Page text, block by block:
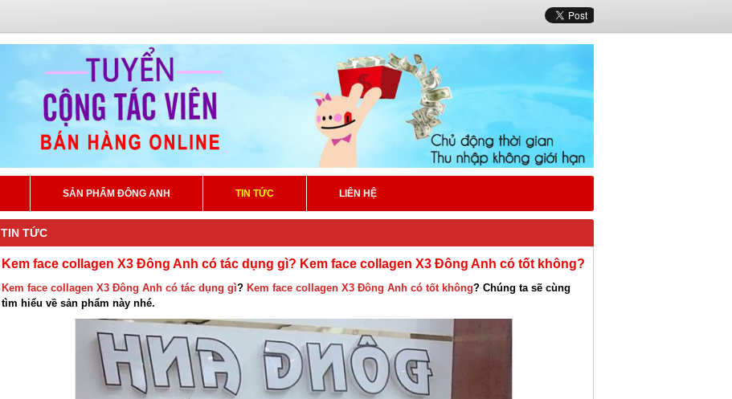
SẢN PHẨM ĐÔNG ANH TIN TỨC LIÊN HỆ
TIN TỨC
Kem face collagen X3 Đông Anh có tác dụng gì? Kem face collagen X3 Đông Anh có tốt không?
Kem face collagen X3 Đông Anh có tác dụng gì? Kem face collagen X3 Đông Anh có tốt không? Chúng ta sẽ cùng
tìm hiểu về sản phẩm này nhé.